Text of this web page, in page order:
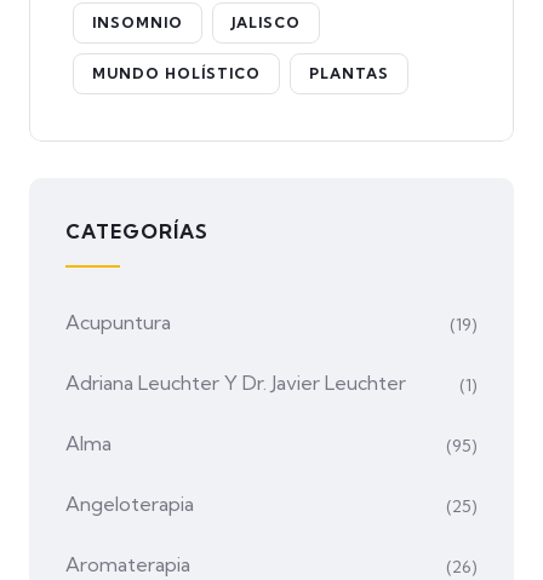
INSOMNIO JALISCO
MUNDO HOLÍSTICO PLANTAS
CATEGORÍAS
Acupuntura (19)
Adriana Leuchter Y Dr. Javier Leuchter (1)
Alma (95)
Angeloterapia (25)
Aromaterapia (26)